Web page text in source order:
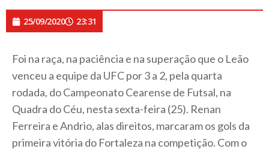
25/09/2020 23:31
Foi na raça, na paciência e na superação que o Leão
venceu a equipe da UFC por 3 a 2, pela quarta
rodada, do Campeonato Cearense de Futsal, na
Quadra do Céu, nesta sexta-feira (25). Renan
Ferreira e Andrio, alas direitos, marcaram os gols da
primeira vitória do Fortaleza na competição. Com o